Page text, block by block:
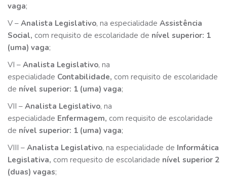
vaga;
V – Analista Legislativo, na especialidade Assistência
Social, com requisito de escolaridade de nível superior: 1
(uma) vaga;
VI – Analista Legislativo, na
especialidade Contabilidade, com requisito de escolaridade
de nível superior: 1 (uma) vaga;
VII – Analista Legislativo, na
especialidade Enfermagem, com requisito de escolaridade
de nível superior: 1 (uma) vaga;
VIII – Analista Legislativo, na especialidade de Informática
Legislativa, com requesito de escolaridade nível superior 2
(duas) vagas;